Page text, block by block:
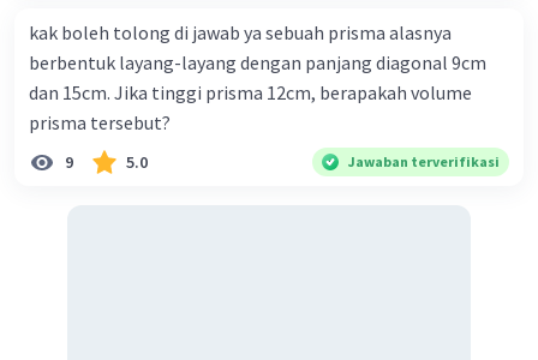
kak boleh tolong di jawab ya sebuah prisma alasnya
berbentuk layang-layang dengan panjang diagonal 9cm
dan 15cm. Jika tinggi prisma 12cm, berapakah volume
prisma tersebut?
9 5.0 Jawaban terverifikasi